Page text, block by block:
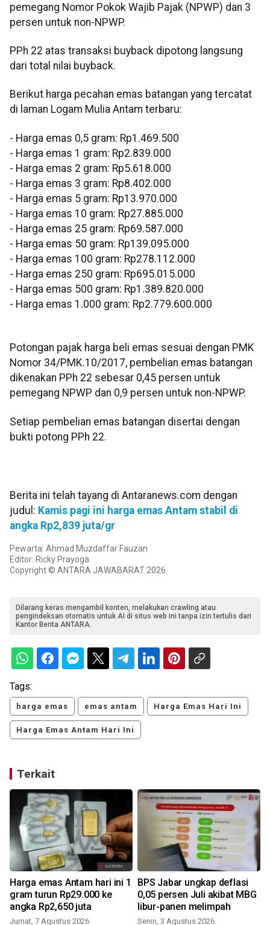
pemegang Nomor Pokok Wajib Pajak (NPWP) dan 3
persen untuk non-NPWP.
PPh 22 atas transaksi buyback dipotong langsung
dari total nilai buyback.
Berikut harga pecahan emas batangan yang tercatat
di laman Logam Mulia Antam terbaru:
‎‎- Harga emas 0,5 gram: Rp1.469.500
- Harga emas 1 gram: Rp2.839.000
‎- Harga emas 2 gram: Rp5.618.000
‎- Harga emas 3 gram: Rp8.402.000
‎- Harga emas 5 gram: Rp13.970.000
‎- Harga emas 10 gram: Rp27.885.000
‎- Harga emas 25 gram: Rp69.587.000
‎- Harga emas 50 gram: Rp139.095.000
‎- Harga emas 100 gram: Rp278.112.000
‎- Harga emas 250 gram: Rp695.015.000
‎- Harga emas 500 gram: Rp1.389.820.000
‎- Harga emas 1.000 gram: Rp2.779.600.000
‎‎Potongan pajak harga beli emas sesuai dengan PMK
Nomor 34/PMK.10/2017, pembelian emas batangan
dikenakan PPh 22 sebesar 0,45 persen untuk
pemegang NPWP dan 0,9 persen untuk non-NPWP.
Setiap pembelian emas batangan disertai dengan
bukti potong PPh 22.
Berita ini telah tayang di Antaranews.com dengan
judul: Kamis pagi ini harga emas Antam stabil di
angka Rp2,839 juta/gr
Pewarta: Ahmad Muzdaffar Fauzan
Editor: Ricky Prayoga
Copyright © ANTARA JAWABARAT 2026
Dilarang keras mengambil konten, melakukan crawling atau
pengindeksan otomatis untuk AI di situs web ini tanpa izin tertulis dari
Kantor Berita ANTARA.
Tags:
harga emas emas antam Harga Emas Hari Ini
Harga Emas Antam Hari Ini
Terkait
Harga emas Antam hari ini 1
gram turun Rp29.000 ke
angka Rp2,650 juta
Jumat, 7 Agustus 2026
BPS Jabar ungkap deflasi
0,05 persen Juli akibat MBG
libur-panen melimpah
Senin, 3 Agustus 2026